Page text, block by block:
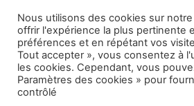
Mentions légales
Tous droits réservés CFE-CGC
Nous utilisons des cookies sur
offrir l'expérience la plus pertinente
préférences et en répétant vos
Tout accepter », vous consentez à
les cookies. Cependant, vous
Paramètres des cookies » pour
contrôlé